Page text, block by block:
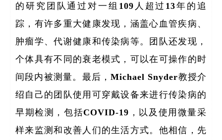
的研究团队通过对一组109人超过13年的追
踪，有许多重大健康发现，涵盖心血管疾病、
肿瘤学、代谢健康和传染病等。团队还发现，
个体具有不同的衰老模式，可以在可操作的时
间段内被测量。最后，Michael Snyder教授介
绍自己的团队使用可穿戴设备来进行传染病的
早期检测，包括COVID-19，以及使用微量采
样来监测和改善人们的生活方式。他相信，先